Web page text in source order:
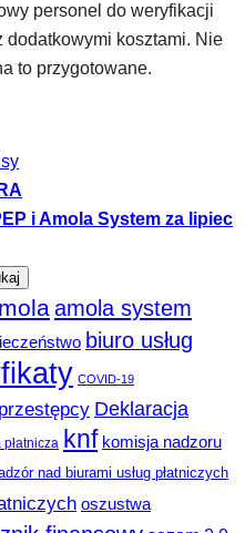
personel do weryfikacji
dodatkowymi kosztami. Nie
to przygotowane.
i Amola System za lipiec
amola system
biuro usług
COVID-19
Deklaracja
knf komisja nadzoru
nad biurami usług płatniczych
oszustwa